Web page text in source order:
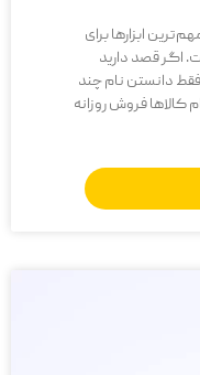
ابزارها برای
اگر قصد دارید
فقط دانستن نام چند
کالاها فروش روزانه